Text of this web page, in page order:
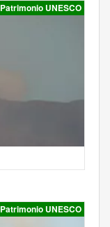
Patrimonio UNESCO
Patrimonio UNESCO